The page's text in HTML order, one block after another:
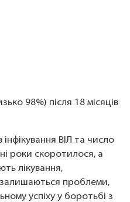
98%) після 18 місяців
інфікування ВІЛ та число
роки скоротилося, а
лікування,
проблеми,
успіху у боротьбі з